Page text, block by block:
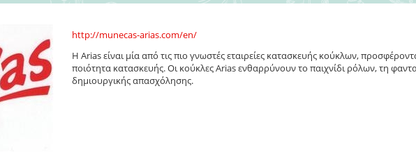
http://munecas-arias.com/en/
Η Arias είναι μία από τις πιο γνωστές εταιρείες κατασκευής κούκλων,
ποιότητα κατασκευής. Οι κούκλες Arias ενθαρρύνουν το παιχνίδι ρόλων, τη
δημιουργικής απασχόλησης.